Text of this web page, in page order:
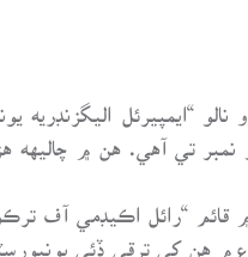
“ايمپيرئل اليگزنڊريه
تي آهي. هن ۾ چاليهه
جنهن ڪريان اڪيڊمي کي فنلئنڊ جي گادي واري شهر